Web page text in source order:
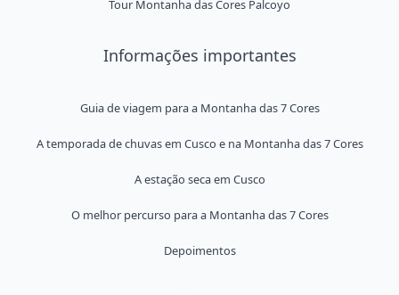
Tour Montanha das Cores Palcoyo
Informações importantes
Guia de viagem para a Montanha das 7 Cores
A temporada de chuvas em Cusco e na Montanha das 7 Cores
A estação seca em Cusco
O melhor percurso para a Montanha das 7 Cores
Depoimentos